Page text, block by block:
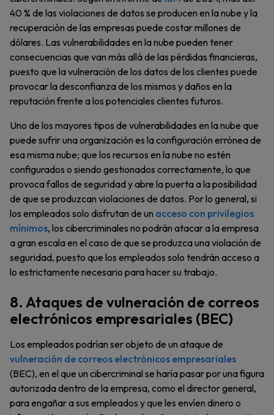
40 % de las violaciones de datos se producen en la nube y la
recuperación de las empresas puede costar millones de
dólares. Las vulnerabilidades en la nube pueden tener
consecuencias que van más allá de las pérdidas financieras,
puesto que la vulneración de los datos de los clientes puede
provocar la desconfianza de los mismos y daños en la
reputación frente a los potenciales clientes futuros.
Uno de los mayores tipos de vulnerabilidades en la nube que
puede sufrir una organización es la configuración errónea de
esa misma nube; que los recursos en la nube no estén
configurados o siendo gestionados correctamente, lo que
provoca fallos de seguridad y abre la puerta a la posibilidad
de que se produzcan violaciones de datos. Por lo general, si
los empleados solo disfrutan de un acceso con privilegios
mínimos, los cibercriminales no podrán atacar a la empresa
a gran escala en el caso de que se produzca una violación de
seguridad, puesto que los empleados solo tendrán acceso a
lo estrictamente necesario para hacer su trabajo.
8. Ataques de vulneración de correos
electrónicos empresariales (BEC)
Los empleados podrían ser objeto de un ataque de
vulneración de correos electrónicos empresariales
(BEC), en el que un cibercriminal se haría pasar por una figura
autorizada dentro de la empresa, como el director general,
para engañar a sus empleados y que les envíen dinero o